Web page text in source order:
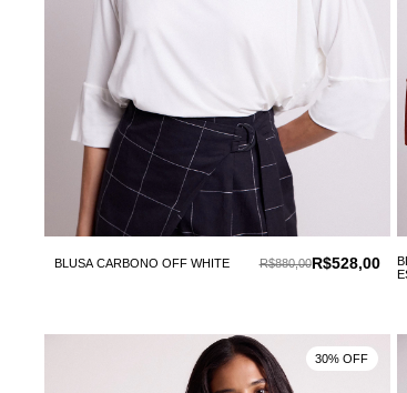
BLUSA CARBONO OFF WHITE R$528,00
R$880,00
30% OFF